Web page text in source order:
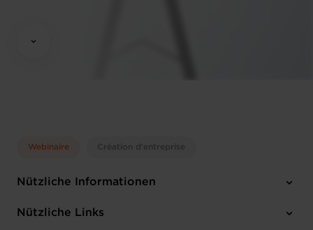
Webinaire Création d'entreprise
Nützliche Informationen
Dienstag 17 Jun 2025
Nützliche Links